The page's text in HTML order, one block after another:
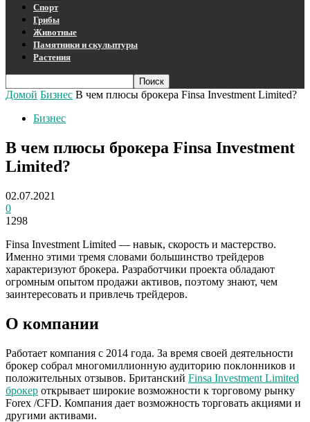
Спорт
Грибы
Животные
Памятники и скульптуры
Растения
Домой Бизнес В чем плюсы брокера Finsa Investment Limited?
Бизнес
В чем плюсы брокера Finsa Investment
Limited?
02.07.2021
0
1298
Finsa Investment Limited — навык, скорость и мастерство.
Именно этими тремя словами большинство трейдеров
характеризуют брокера. Разработчики проекта обладают
огромным опытом продажи активов, поэтому знают, чем
заинтересовать и привлечь трейдеров.
О компании
Работает компания с 2014 года. За время своей деятельности
брокер собрал многомиллионную аудиторию поклонников и
положительных отзывов. Британский Finsa Investment Limited
брокер открывает широкие возможности к торговому рынку
Forex /CFD. Компания дает возможность торговать акциями и
другими активами.